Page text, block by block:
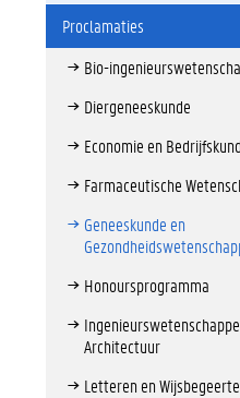
Proclamaties
Bio-
Diergeneeskunde
Economie en
Farmaceutische
Geneeskunde en
Honoursprogramma
Architectuur
Letteren en Wijsbegeerte